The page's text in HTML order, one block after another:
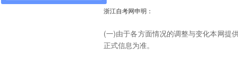
浙江自考网申明：
(一)由于各方面情况的调整与变化本网提
正式信息为准。